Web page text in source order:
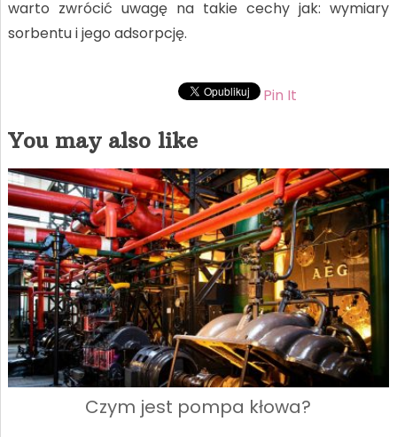
warto zwrócić uwagę na takie cechy jak: wymiary
sorbentu i jego adsorpcję.
Pin It
You may also like
Czym jest pompa kłowa?